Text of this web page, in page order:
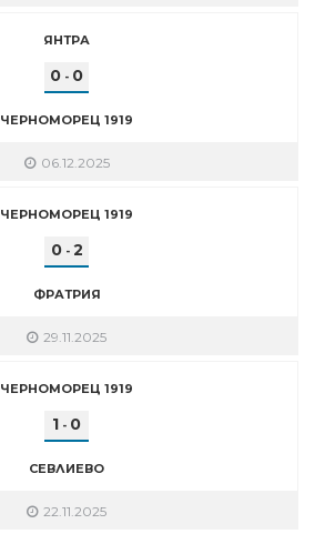
ЯНТРА
0 - 0
ЧЕРНОМОРЕЦ 1919
06.12.2025
ЧЕРНОМОРЕЦ 1919
0- 2
ФРАТРИЯ
29.11.2025
ЧЕРНОМОРЕЦ 1919
1 - 0
СЕВЛИЕВО
22.11.2025